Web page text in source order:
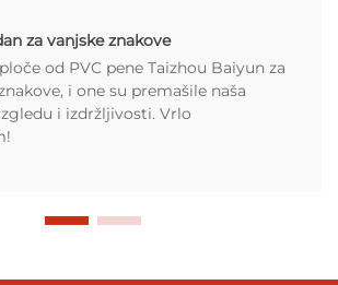
za vanjske znakove
od PVC pene Taizhou Baiyun za
i one su premašile naša
i izdržljivosti. Vrlo